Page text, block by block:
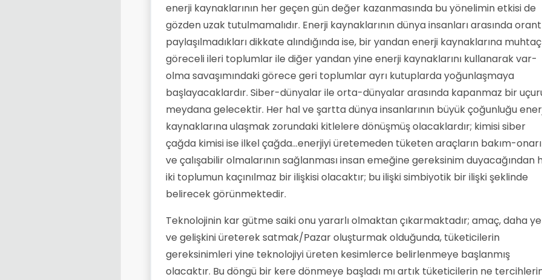
enerji kaynaklarının her geçen gün değer kazanmasında bu yönelimin etkisi de
gözden uzak tutulmamalıdır. Enerji kaynaklarının dünya insanları arasında
paylaşılmadıkları dikkate alındığında ise, bir yandan enerji kaynaklarına
göreceli ileri toplumlar ile diğer yandan yine enerji kaynaklarını kullanarak var-
olma savaşımındaki görece geri toplumlar ayrı kutuplarda yoğunlaşmaya
başlayacaklardır. Siber-dünyalar ile orta-dünyalar arasında kapanmaz bir
meydana gelecektir. Her hal ve şartta dünya insanlarının büyük çoğunluğu
kaynaklarına ulaşmak zorundaki kitlelere dönüşmüş olacaklardır; kimisi siber
çağda kimisi ise ilkel çağda...enerjiyi üretemeden tüketen araçların bakım-
ve çalışabilir olmalarının sağlanması insan emeğine gereksinim duyacağından
iki toplumun kaçınılmaz bir ilişkisi olacaktır; bu ilişki simbiyotik bir ilişki şeklinde
belirecek görünmektedir.
Teknolojinin kar gütme saiki onu yararlı olmaktan çıkarmaktadır; amaç, daha
ve gelişkini üreterek satmak/Pazar oluşturmak olduğunda, tüketicilerin
gereksinimleri yine teknolojiyi üreten kesimlerce belirlenmeye başlanmış
olacaktır. Bu döngü bir kere dönmeye başladı mı artık tüketicilerin ne